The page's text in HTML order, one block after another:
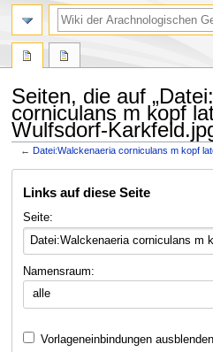
Seiten, die auf
corniculans m kopf
Wulfsdorf-
←Datei:Walckenaeria corniculans m kopf
Navigation
Suche
Links auf diese Seite
Seite:
Namensraum:
alle
Vorlageneinbindungen ausblenden